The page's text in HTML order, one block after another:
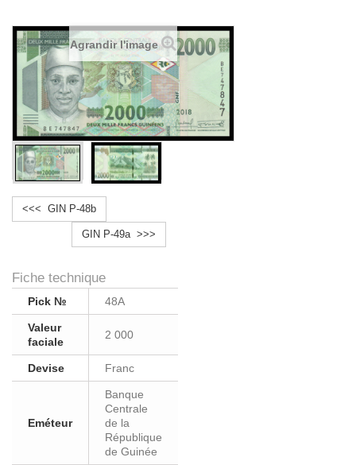
Agrandir l'image
<<< GIN P-48b
GIN P-49a >>>
Fiche technique
Pick № 48A
Valeur
faciale
2 000
Devise Franc
Eméteur
Banque
Centrale
de la
République
de Guinée